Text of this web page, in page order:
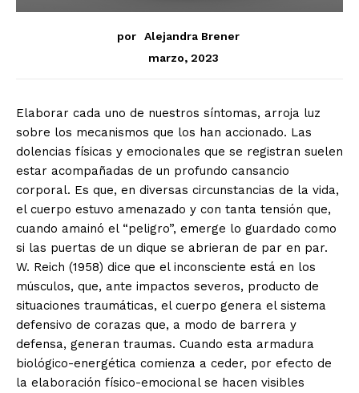
por
Alejandra Brener
marzo, 2023
Elaborar cada uno de nuestros síntomas, arroja luz
sobre los mecanismos que los han accionado. Las
dolencias físicas y emocionales que se registran suelen
estar acompañadas de un profundo cansancio
corporal. Es que, en diversas circunstancias de la vida,
el cuerpo estuvo amenazado y con tanta tensión que,
cuando amainó el “peligro”, emerge lo guardado como
si las puertas de un dique se abrieran de par en par.
W. Reich (1958) dice que el inconsciente está en los
músculos, que, ante impactos severos, producto de
situaciones traumáticas, el cuerpo genera el sistema
defensivo de corazas que, a modo de barrera y
defensa, generan traumas. Cuando esta armadura
biológico-energética comienza a ceder, por efecto de
la elaboración físico-emocional se hacen visibles